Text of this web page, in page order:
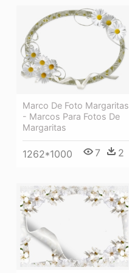
Marco De Foto Margaritas
- Marcos Para Fotos De
Margaritas
1262*1000 7 2